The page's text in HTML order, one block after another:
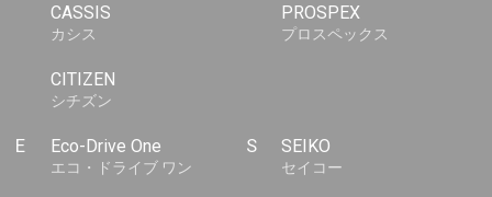
CASSIS
カシス
CITIZEN
シチズン
E Eco-Drive One
エコ・ドライブ ワン
PROSPEX
プロスペックス
S SEIKO
セイコー